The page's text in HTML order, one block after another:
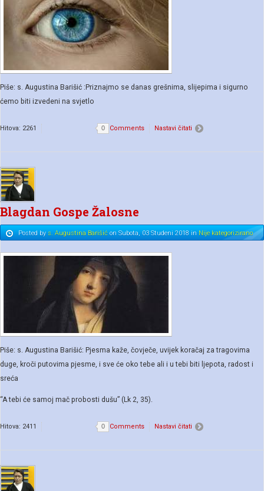
Piše: s. Augustina Barišić :Priznajmo se danas grešnima, slijepima i sigurno
ćemo biti izvedeni na svjetlo
Comments Nastavi čitati
Hitova: 2261 0
Blagdan Gospe Žalosne
Posted bys. Augustina Barišić onSubota, 03 Studeni 2018 in Nije kategorizirano
Piše: s. Augustina Barišić: Pjesma kaže, čovječe, uvijek koračaj za tragovima
duge, kroči putovima pjesme, i sve će oko tebe ali i u tebi biti ljepota, radost i
sreća
“A tebi će samoj mač probosti dušu” (Lk 2, 35).
Comments Nastavi čitati
Hitova: 2411 0